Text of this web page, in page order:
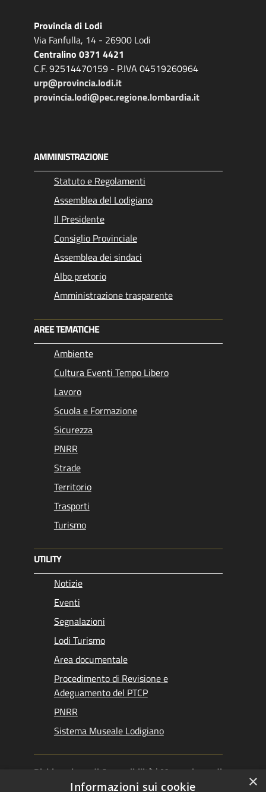
Provincia di Lodi
Via Fanfulla, 14 - 26900 Lodi
Centralino 0371 4421
C.F. 92514470159 - P.IVA 04519260964
urp@provincia.lodi.it
provincia.lodi@pec.regione.lombardia.it
AMMINISTRAZIONE
Statuto e Regolamenti
Assemblea del Lodigiano
Il Presidente
Consiglio Provinciale
Assemblea dei sindaci
Albo pretorio
Amministrazione trasparente
AREE TEMATICHE
Ambiente
Cultura Eventi Tempo Libero
Lavoro
Scuola e Formazione
Sicurezza
PNRR
Strade
Territorio
Trasporti
Turismo
UTILITY
Notizie
Eventi
Segnalazioni
Lodi Turismo
Area documentale
Procedimento di Revisione e
Adeguamento del PTCP
PNRR
Sistema Museale Lodigiano
Dichiarazione di Accessibilità | Meccanismo di
Feedback|Obiettivi accessibilità ×
Informazioni sui cookie